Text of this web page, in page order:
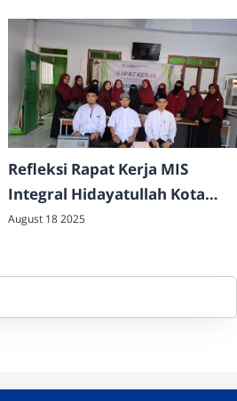
Refleksi Rapat Kerja MIS
Integral Hidayatullah Kota
Ternate
August 18 2025